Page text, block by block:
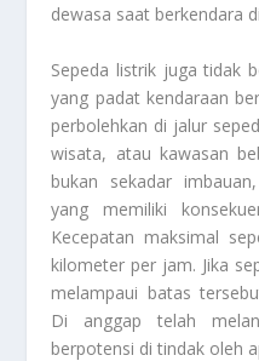
dewasa saat berkendara
Sepeda listrik juga tidak
yang padat kendaraan
perbolehkan di jalur
wisata, atau kawasan
bukan sekadar
yang memiliki
Kecepatan maksimal
kilometer per jam. Jika
melampaui batas
Di anggap telah
berpotensi di tindak oleh